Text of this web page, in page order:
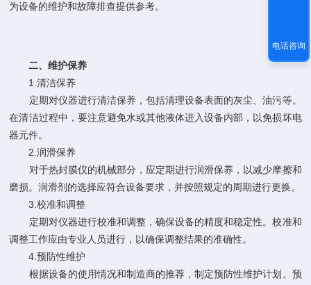
为设备的维护和故障排查提供参考。
二、维护保养
1.清洁保养
定期对仪器进行清洁保养，包括清理设备表面的灰尘、油污等。
在清洁过程中，要注意避免水或其他液体进入设备内部，以免损坏电
器元件。
2.润滑保养
对于热封膜仪的机械部分，应定期进行润滑保养，以减少摩擦和
磨损。润滑剂的选择应符合设备要求，并按照规定的周期进行更换。
3.校准和调整
定期对仪器进行校准和调整，确保设备的精度和稳定性。校准和
调整工作应由专业人员进行，以确保调整结果的准确性。
4.预防性维护
根据设备的使用情况和制造商的推荐，制定预防性维护计划。预
电话咨询